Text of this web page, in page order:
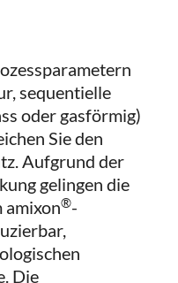
sequentielle
oder gasförmig)
Sie den
Aufgrund der
gelingen die
amixon®-
Die